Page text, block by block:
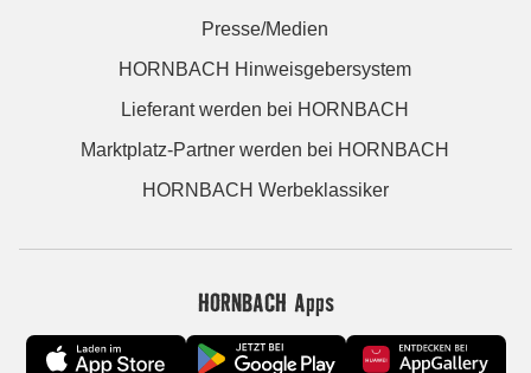
Presse/Medien
HORNBACH Hinweisgebersystem
Lieferant werden bei HORNBACH
Marktplatz-Partner werden bei HORNBACH
HORNBACH Werbeklassiker
HORNBACH Apps